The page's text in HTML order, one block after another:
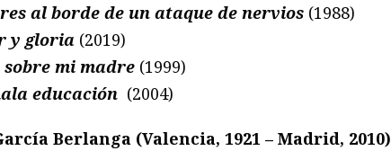
al borde de un ataque de nervios (1988)
y gloria (2019)
sobre mi madre (1999)
educación (2004)
Berlanga (Valencia, 1921 – Madrid, 2010)